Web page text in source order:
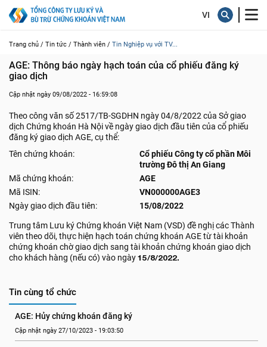
Trang chủ / Tin tức / Thành viên / Tin Nghiệp vụ với TV...
AGE: Thông báo ngày hạch toán của cổ phiếu đăng ký
giao dịch
Cập nhật ngày 09/08/2022 - 16:59:08
Theo công văn số 2517/TB-SGDHN ngày 04/8/2022 của Sở giao
dịch Chứng khoán Hà Nội về ngày giao dịch đầu tiên của cổ phiếu
đăng ký giao dịch AGE, cụ thể:
Tên chứng khoán:
Cổ phiếu Công ty cổ phần Môi
trường Đô thị An Giang
Mã chứng khoán:
AGE
Mã ISIN:
VN000000AGE3
Ngày giao dịch đầu tiên:
15/08/2022
Trung tâm Lưu ký Chứng khoán Việt Nam (VSD) đề nghị các Thành
viên theo dõi, thực hiện hạch toán chứng khoán AGE từ tài khoản
chứng khoán chờ giao dịch sang tài khoản chứng khoán giao dịch
cho khách hàng (nếu có) vào ngày15/8/2022.
Tin cùng tổ chức
AGE: Hủy chứng khoán đăng ký
Cập nhật ngày 27/10/2023 - 19:03:50